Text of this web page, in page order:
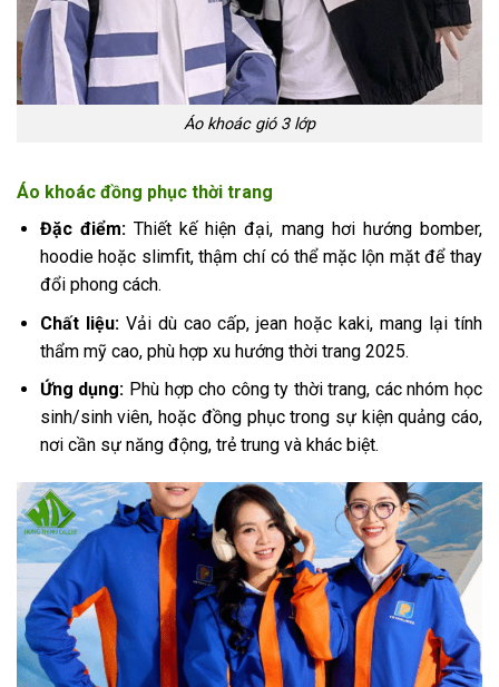
Áo khoác gió 3 lớp
Áo khoác đồng phục thời trang
Đặc điểm:Thiết kế hiện đại, mang hơi hướng bomber,
hoodie hoặc slimfit, thậm chí có thể mặc lộn mặt để thay
đổi phong cách.
Chất liệu:Vải dù cao cấp, jean hoặc kaki, mang lại tính
thẩm mỹ cao, phù hợp xu hướng thời trang 2025.
Ứng dụng: Phù hợp cho công ty thời trang, các nhóm học
sinh/sinh viên, hoặc đồng phục trong sự kiện quảng cáo,
nơi cần sự năng động, trẻ trung và khác biệt.